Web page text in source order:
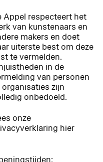
Appel respecteert het
van kunstenaars en
makers en doet
uiterste best om deze
te vermelden.
in de
van personen
organisaties zijn
onbedoeld.
onze
hier